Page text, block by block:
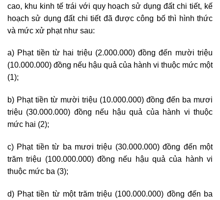
cao, khu kinh tế trái với quy hoạch sử dụng đất chi tiết, kế
hoạch sử dụng đất chi tiết đã được công bố thì hình thức
và mức xử phạt như sau:
a) Phạt tiền từ hai triệu (2.000.000) đồng đến mười triệu
(10.000.000) đồng nếu hậu quả của hành vi thuộc mức một
(1);
b) Phạt tiền từ mười triệu (10.000.000) đồng đến ba mươi
triệu (30.000.000) đồng nếu hậu quả của hành vi thuộc
mức hai (2);
c) Phạt tiền từ ba mươi triệu (30.000.000) đồng đến một
trăm triệu (100.000.000) đồng nếu hậu quả của hành vi
thuộc mức ba (3);
d) Phạt tiền từ một trăm triệu (100.000.000) đồng đến ba